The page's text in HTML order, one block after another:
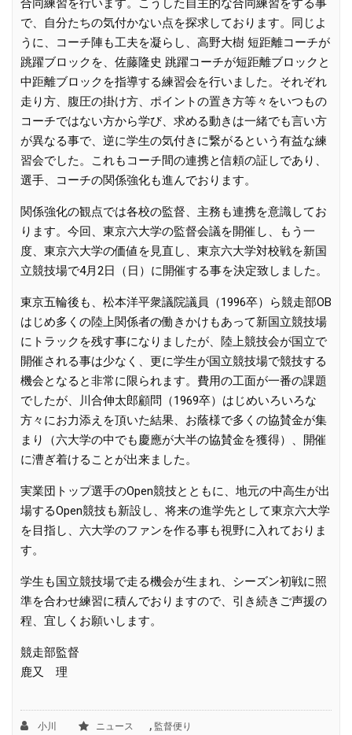
合同練習を行います。こうした自主的な合同練習をする事
で、自分たちの気付かない点を探求しております。同じよ
うに、コーチ陣も工夫を凝らし、高野大樹 短距離コーチが
跳躍ブロックを、佐藤隆史 跳躍コーチが短距離ブロックと
中距離ブロックを指導する練習会を行いました。それぞれ
走り方、腹圧の掛け方、ポイントの置き方等々をいつもの
コーチではない方から学び、求める動きは一緒でも言い方
が異なる事で、逆に学生の気付きに繋がるという有益な練
習会でした。これもコーチ間の連携と信頼の証しであり、
選手、コーチの関係強化も進んでおります。
関係強化の観点では各校の監督、主務も連携を意識してお
ります。今回、東京六大学の監督会議を開催し、もう一
度、東京六大学の価値を見直し、東京六大学対校戦を新国
立競技場で4月2日（日）に開催する事を決定致しました。
東京五輪後も、松本洋平衆議院議員（1996卒）ら競走部OB
はじめ多くの陸上関係者の働きかけもあって新国立競技場
にトラックを残す事になりましたが、陸上競技会が国立で
開催される事は少なく、更に学生が国立競技場で競技する
機会となると非常に限られます。費用の工面が一番の課題
でしたが、川合伸太郎顧問（1969卒）はじめいろいろな
方々にお力添えを頂いた結果、お蔭様で多くの協賛金が集
まり（六大学の中でも慶應が大半の協賛金を獲得）、開催
に漕ぎ着けることが出来ました。
実業団トップ選手のOpen競技とともに、地元の中高生が出
場するOpen競技も新設し、将来の進学先として東京六大学
を目指し、六大学のファンを作る事も視野に入れておりま
す。
学生も国立競技場で走る機会が生まれ、シーズン初戦に照
準を合わせ練習に積んでおりますので、引き続きご声援の
程、宜しくお願いします。
競走部監督
鹿又 理
小川 ニュース , 監督便り